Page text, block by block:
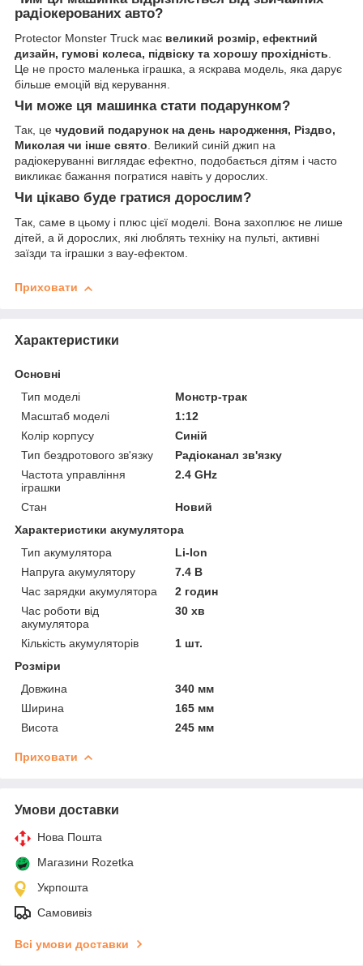
радіокерованих авто?
Protector Monster Truck має великий розмір, ефектний
дизайн, гумові колеса, підвіску та хорошу прохідність
Це не просто маленька іграшка, а яскрава модель, яка дарує
більше емоцій від керування.
Чи може ця машинка стати подарунком?
Так, це чудовий подарунок на день народження, Різдво,
Миколая чи інше свято. Великий синій джип на
радіокеруванні виглядає ефектно, подобається дітям і часто
викликає бажання погратися навіть у дорослих.
Чи цікаво буде гратися дорослим?
Так, саме в цьому і плюс цієї моделі. Вона захоплює не лише
дітей, а й дорослих, які люблять техніку на пульті, активні
заїзди та іграшки з вау-ефектом.
Приховати
Характеристики
Основні
Тип моделі
Монстр-трак
Масштаб моделі
1:12
Колір корпусу
Синій
Тип бездротового зв'язку
Радіоканал зв'язку
Частота управління
іграшки
2.4 GHz
Стан
Новий
Характеристики акумулятора
Тип акумулятора
Li-Ion
Напруга акумулятору
7.4 В
Час зарядки акумулятора
2 годин
Час роботи від
акумулятора
30 хв
Кількість акумуляторів
1 шт.
Розміри
Довжина
340 мм
Ширина
165 мм
Висота
245 мм
Приховати
Умови доставки
Нова Пошта
Магазини Rozetka
Укрпошта
Самовивіз
Всі умови доставки